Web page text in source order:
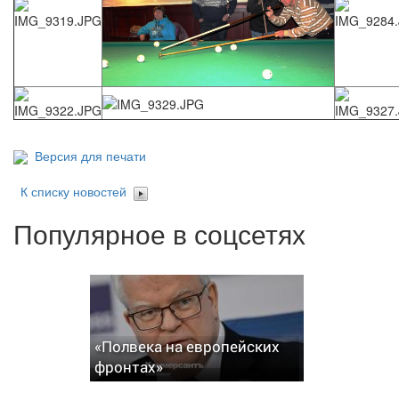
Версия для печати
К списку новостей
Популярное в соцсетях
«Полвека на европейских
фронтах»